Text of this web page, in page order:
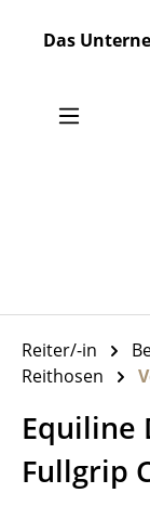
Das
Reiter/-in
Reithosen
Equiline
Fullgrip